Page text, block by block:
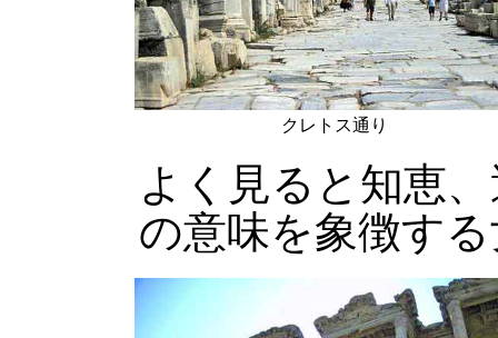
クレトス通り
よく見ると知恵
の意味を象徴す